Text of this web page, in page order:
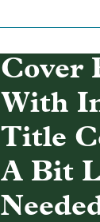
Cover
With
Title
A Bit